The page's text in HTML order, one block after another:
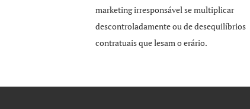
marketing irresponsável se multiplicar
descontroladamente ou de desequilíbrios
contratuais que lesam o erário.